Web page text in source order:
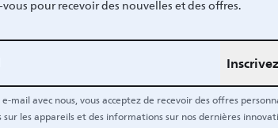
vous pour recevoir des nouvelles et des offres.
mail avec nous, vous acceptez de recevoir des offres
les appareils et des informations sur nos dernières